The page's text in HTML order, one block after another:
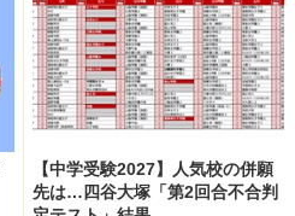
【中学受験2027】人気校の併願
先は…四谷大塚「第2回合不合判